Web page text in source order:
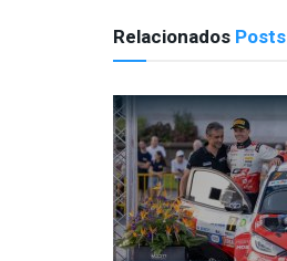
Relacionados Posts